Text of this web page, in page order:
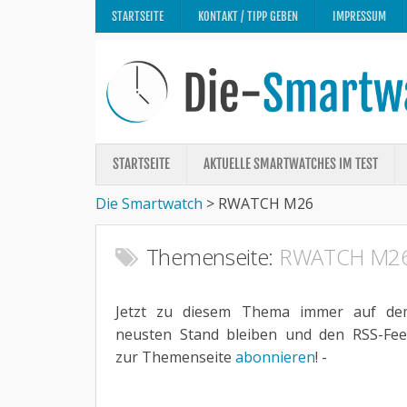
STARTSEITE KONTAKT / TIPP GEBEN IMPRESSUM
STARTSEITE AKTUELLE SMARTWATCHES IM TEST
Die Smartwatch > RWATCH M26
Themenseite: RWATCH
Jetzt zu diesem Thema immer auf
neusten Stand bleiben und den RSS-
zur Themenseite abonnieren! -